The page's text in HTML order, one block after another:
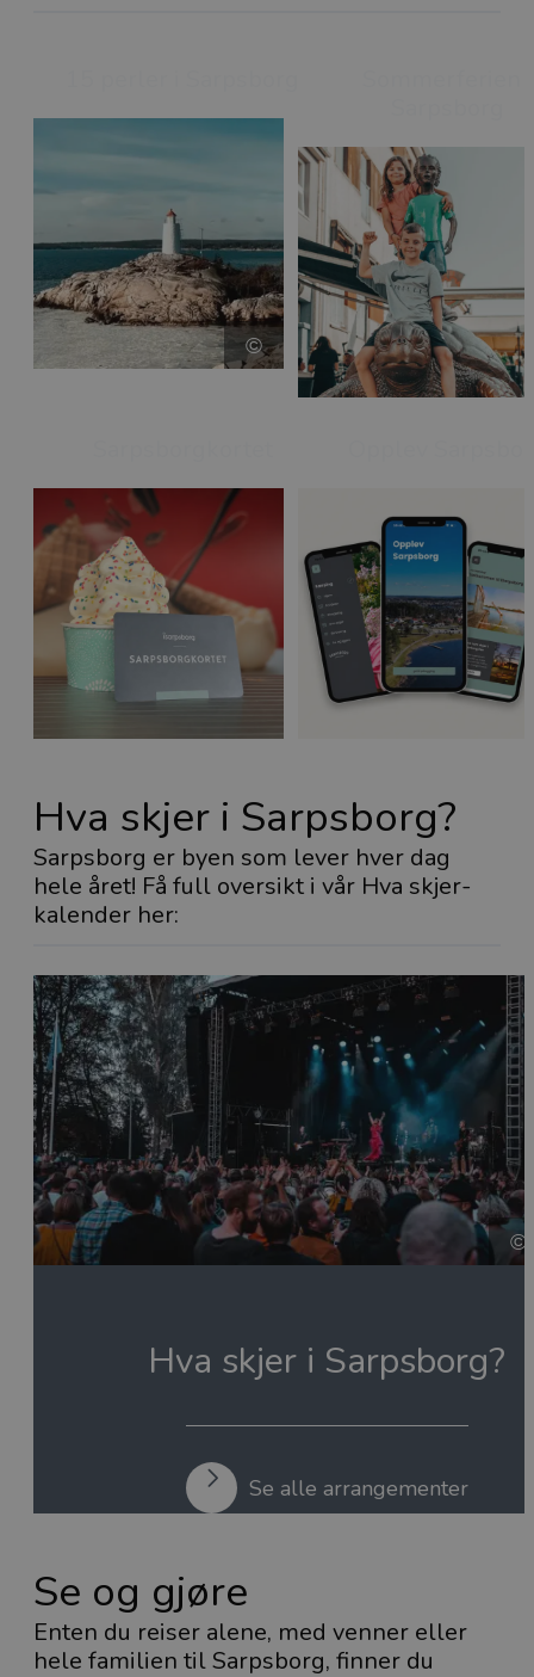
Hva skjer i Sarpsborg?
Sarpsborg er byen som lever hver dag
hele året! Få full oversikt i vår Hva skjer-
kalender her:
Hva skjer i Sarpsborg?
Se alle arrangementer
Se og gjøre
Enten du reiser alene, med venner eller
hele familien til Sarpsborg, finner du